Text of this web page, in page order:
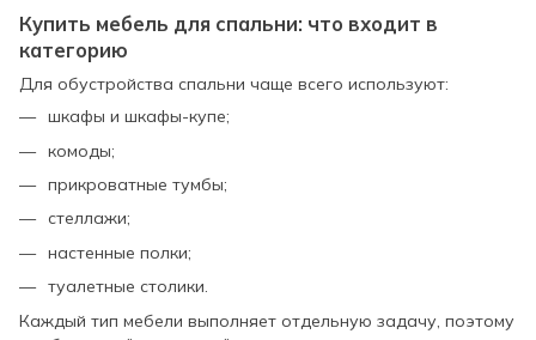
Купить мебель для спальни: что входит в
категорию
Для обустройства спальни чаще всего используют:
шкафы и шкафы-купе;
комоды;
прикроватные тумбы;
стеллажи;
настенные полки;
туалетные столики.
Каждый тип мебели выполняет отдельную задачу, поэтому